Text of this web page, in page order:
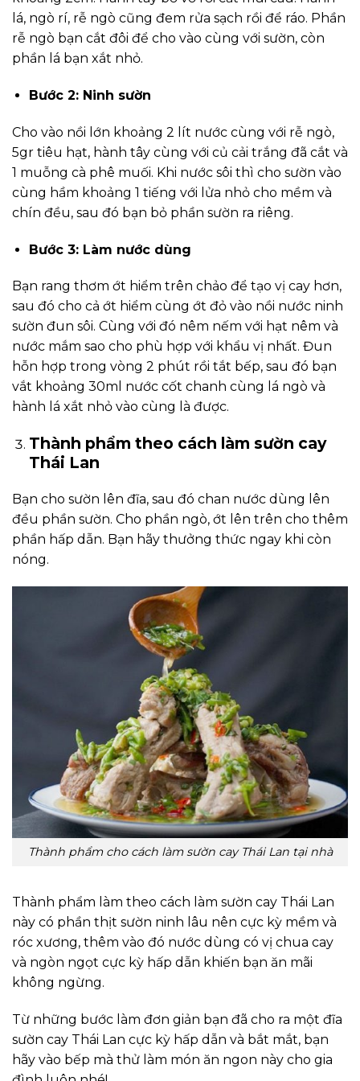
lá, ngò rí, rễ ngò cũng đem rửa sạch rồi để ráo. Phần
rễ ngò bạn cắt đôi để cho vào cùng với sườn, còn
phần lá bạn xắt nhỏ.
Bước 2: Ninh sườn
Cho vào nồi lớn khoảng 2 lít nước cùng với rễ ngò,
5gr tiêu hạt, hành tây cùng với củ cải trắng đã cắt và
1 muỗng cà phê muối. Khi nước sôi thì cho sườn vào
cùng hầm khoảng 1 tiếng với lửa nhỏ cho mềm và
chín đều, sau đó bạn bỏ phần sườn ra riêng.
Bước 3: Làm nước dùng
Bạn rang thơm ớt hiểm trên chảo để tạo vị cay hơn,
sau đó cho cả ớt hiểm cùng ớt đỏ vào nồi nước ninh
sườn đun sôi. Cùng với đó nêm nếm với hạt nêm và
nước mắm sao cho phù hợp với khẩu vị nhất. Đun
hỗn hợp trong vòng 2 phút rồi tắt bếp, sau đó bạn
vắt khoảng 30ml nước cốt chanh cùng lá ngò và
hành lá xắt nhỏ vào cùng là được.
Thành phẩm theo cách làm sườn cay
Thái Lan
Bạn cho sườn lên đĩa, sau đó chan nước dùng lên
đều phần sườn. Cho phần ngò, ớt lên trên cho thêm
phần hấp dẫn. Bạn hãy thưởng thức ngay khi còn
nóng.
Thành phẩm cho cách làm sườn cay Thái Lan tại nhà
Thành phẩm làm theo cách làm sườn cay Thái Lan
này có phần thịt sườn ninh lâu nên cực kỳ mềm và
róc xương, thêm vào đó nước dùng có vị chua cay
và ngòn ngọt cực kỳ hấp dẫn khiến bạn ăn mãi
không ngừng.
Từ những bước làm đơn giản bạn đã cho ra một đĩa
sườn cay Thái Lan cực kỳ hấp dẫn và bắt mắt, bạn
hãy vào bếp mà thử làm món ăn ngon này cho gia